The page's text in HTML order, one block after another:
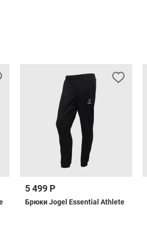
5 499 Р
Брюки Jogel Essential Athlete